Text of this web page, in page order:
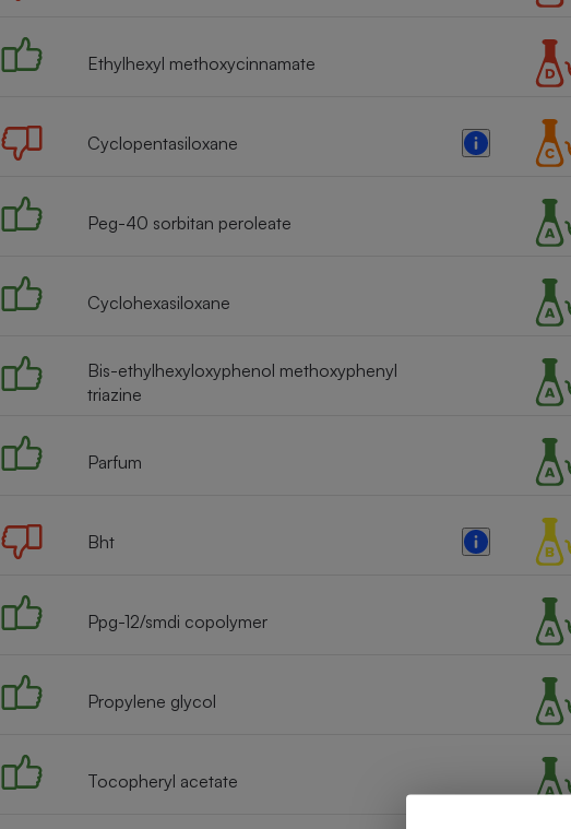
Ethylhexyl methoxycinnamate
Cyclopentasiloxane
Peg-40 sorbitan peroleate
Cyclohexasiloxane
Bis-ethylhexyloxyphenol methoxyphenyl
triazine
Parfum
Bht
Ppg-12/smdi copolymer
Propylene glycol
Tocopheryl acetate
Ventilateur